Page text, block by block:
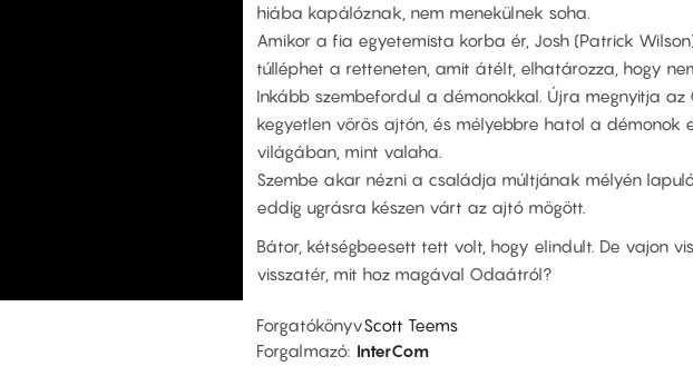
hiába kapálóznak, nem menekülnek soha.
Amikor a fia egyetemista korba ér, Josh (Patrick
túlléphet a retteneten, amit átélt, elhatározza, hogy
Inkább szembefordul a démonokkal. Újra megnyitja
kegyetlen vörös ajtón, és mélyebbre hatol a démonok
világában, mint valaha.
Szembe akar nézni a családja múltjának mélyén
eddig ugrásra készen várt az ajtó mögött.
Bátor, kétségbeesett tett volt, hogy elindult. De vajon
visszatér, mit hoz magával Odaátról?
ForgatókönyvScott Teems
Forgalmazó InterCom